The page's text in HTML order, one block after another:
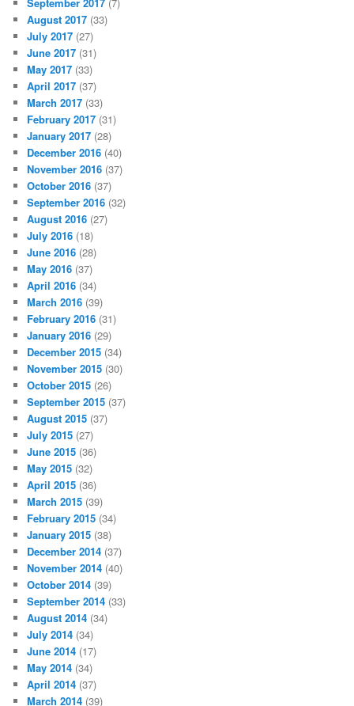
August 2017 (33)
July 2017 (27)
June 2017 (31)
May 2017 (33)
April 2017 (37)
March 2017 (33)
February 2017 (31)
January 2017 (28)
December 2016 (40)
November 2016 (37)
October 2016 (37)
September 2016 (32)
August 2016 (27)
July 2016 (18)
June 2016 (28)
May 2016 (37)
April 2016 (34)
March 2016 (39)
February 2016 (31)
January 2016 (29)
December 2015 (34)
November 2015 (30)
October 2015 (26)
September 2015 (37)
August 2015 (37)
July 2015 (27)
June 2015 (36)
May 2015 (32)
April 2015 (36)
March 2015 (39)
February 2015 (34)
January 2015 (38)
December 2014 (37)
November 2014 (40)
October 2014 (39)
September 2014 (33)
August 2014 (34)
July 2014 (34)
June 2014 (17)
May 2014 (34)
April 2014 (37)
March 2014 (39)